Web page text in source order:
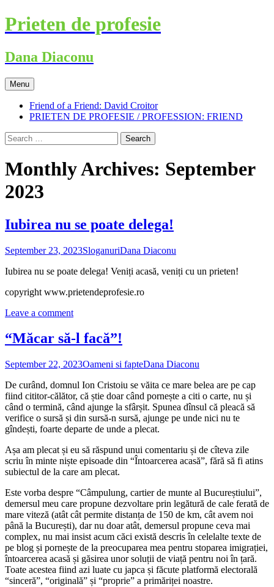
Skip
to
Prieten de profesie
Dana Diaconu
Menu
Friend of a Friend: David Croitor
PRIETEN DE PROFESIE / PROFESSION: FRIEND
Search
for:
Monthly Archives: September
2023
Iubirea nu se poate delega!
September 23, 2023SloganuriDana Diaconu
Iubirea nu se poate delega! Veniți acasă, veniți cu un prieten!
copyright www.prietendeprofesie.ro
Leave a comment
“Măcar să-l facă”!
September 22, 2023Oameni si fapteDana Diaconu
De curând, domnul Ion Cristoiu se văita ce mare belea are pe cap
fiind cititor-călător, că știe doar când pornește a citi o carte, nu și
când o termină, când ajunge la sfârșit. Spunea dînsul că pleacă să
verifice o sursă și din sursă-n sursă, ajunge pe unde nici nu te
gîndești, foarte departe de unde a plecat.
Așa am plecat și eu să răspund unui comentariu și de cîteva zile
scriu în minte niște episoade din “Întoarcerea acasă”, fără să fi atins
subiectul de la care am plecat.
Este vorba despre “Câmpulung, cartier de munte al Bucureștiului”,
demersul meu care propune dezvoltare prin legătură de cale ferată de
mare viteză (atât cât permite distanța de 150 de km, cât avem noi
până la București), dar nu doar atât, demersul propune ceva mai
complex, nu mai insist acum căci există descris în celelalte texte de
pe blog și pornește de la preocuparea mea pentru stoparea imigrației,
întoarcerea acasă și găsirea unor soluții de viață pentru noi în țară.
Toate acestea fiind azi luate cu japca și făcute platformă electorală
“sinceră”, “originală” și “proprie” a primăriței noastre.